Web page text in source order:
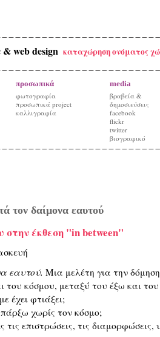
web design καταχώρηση ονόματος
προσωπικά
φωτογραφία
προσωπικά project
καλλιγραφία
media
βραβεία &
δημοσιεύσεις
facebook
flickr
twitter
βιογραφικό
τον δαίμονα εαυτού
έκθεση "in between"
εαυτού. Μια μελέτη για την
του κόσμου, μεταξύ του έξω και
έχει φτιάξει;
χωρίς τον κόσμο;
τις επιστρώσεις, τις